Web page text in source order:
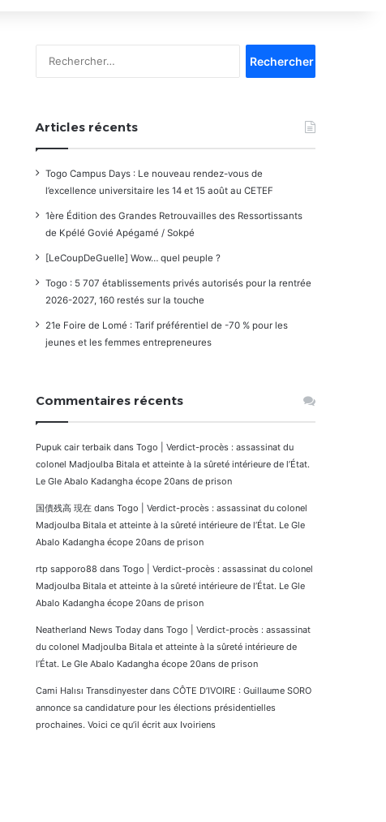
Articles récents
Togo Campus Days : Le nouveau rendez-vous de
l’excellence universitaire les 14 et 15 août au CETEF
1ère Édition des Grandes Retrouvailles des Ressortissants
de Kpélé Govié Apégamé / Sokpé
[LeCoupDeGuelle] Wow… quel peuple ?
Togo : 5 707 établissements privés autorisés pour la rentrée
2026-2027, 160 restés sur la touche
21e Foire de Lomé : Tarif préférentiel de -70 % pour les
jeunes et les femmes entrepreneures
Commentaires récents
Pupuk cair terbaik dans Togo | Verdict-procès : assassinat du
colonel Madjoulba Bitala et atteinte à la sûreté intérieure de l’État.
Le Gle Abalo Kadangha écope 20ans de prison
国債残高 現在 dans Togo | Verdict-procès : assassinat du colonel
Madjoulba Bitala et atteinte à la sûreté intérieure de l’État. Le Gle
Abalo Kadangha écope 20ans de prison
rtp sapporo88 dans Togo | Verdict-procès : assassinat du colonel
Madjoulba Bitala et atteinte à la sûreté intérieure de l’État. Le Gle
Abalo Kadangha écope 20ans de prison
Neatherland News Today dans Togo | Verdict-procès : assassinat
du colonel Madjoulba Bitala et atteinte à la sûreté intérieure de
l’État. Le Gle Abalo Kadangha écope 20ans de prison
Cami Halısı Transdinyester dans CÔTE D’IVOIRE : Guillaume SORO
annonce sa candidature pour les élections présidentielles
prochaines. Voici ce qu’il écrit aux Ivoiriens